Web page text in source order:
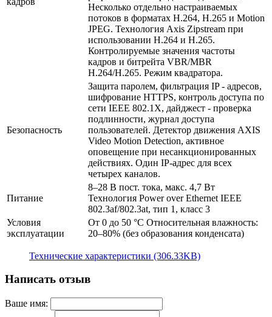
Несколько отдельно настраиваемых
потоков в форматах H.264, H.265 и Motion
JPEG. Технология Axis Zipstream при
использовании H.264 и H.265.
Контролируемые значения частоты
кадров и битрейта VBR/MBR
H.264/H.265. Режим квадратора.
Безопасность
Защита паролем, фильтрация IP - адресов,
шифрование HTTPS, контроль доступа по
сети IEEE 802.1X, дайджест - проверка
подлинности, журнал доступа
пользователей. Детектор движения AXIS
Video Motion Detection, активное
оповещение при несанкционированных
действиях. Один IP-адрес для всех
четырех каналов.
Питание
8–28 В пост. тока, макс. 4,7 Вт
Технология Power over Ethernet IEEE
802.3af/802.3at, тип 1, класс 3
Условия
эксплуатации
От 0 до 50 °C Относительная влажность:
20–80% (без образования конденсата)
Технические характеристики (306.33KB)
Написать отзыв
Ваше имя: